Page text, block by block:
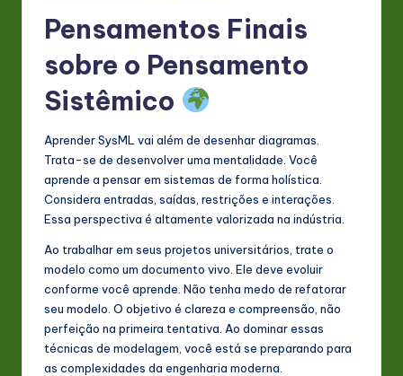
Pensamentos Finais
sobre o Pensamento
Sistêmico
Aprender SysML vai além de desenhar diagramas.
Trata-se de desenvolver uma mentalidade. Você
aprende a pensar em sistemas de forma holística.
Considera entradas, saídas, restrições e interações.
Essa perspectiva é altamente valorizada na indústria.
Ao trabalhar em seus projetos universitários, trate o
modelo como um documento vivo. Ele deve evoluir
conforme você aprende. Não tenha medo de refatorar
seu modelo. O objetivo é clareza e compreensão, não
perfeição na primeira tentativa. Ao dominar essas
técnicas de modelagem, você está se preparando para
as complexidades da engenharia moderna.